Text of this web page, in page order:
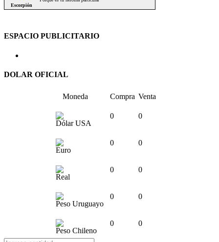
ESPACIO PUBLICITARIO
DOLAR OFICIAL
Moneda Compra Venta
Dólar USA
0 0
Euro
0 0
Real
0 0
Peso Uruguayo
0 0
Peso Chileno
0 0